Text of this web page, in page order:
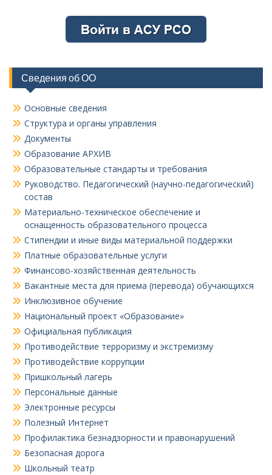
Сведения об ОО
Основные сведения
Структура и органы управления
Документы
Образование АРХИВ
Образовательные стандарты и требования
Руководство. Педагогический (научно-педагогический)
состав
Материально-техническое обеспечение и
оснащенность образовательного процесса
Стипендии и иные виды материальной поддержки
Платные образовательные услуги
Финансово-хозяйственная деятельность
Вакантные места для приема (перевода) обучающихся
Инклюзивное обучение
Национальный проект «Образование»
Официальная публикация
Противодействие терроризму и экстремизму
Противодействие коррупции
Пришкольный лагерь
Персональные данные
Электронные ресурсы
Полезный Интернет
Профилактика безнадзорности и правонарушений
Безопасная дорога
Школьный театр